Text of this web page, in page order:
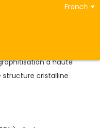
French
en soumettant le coke
à haute
cristalline